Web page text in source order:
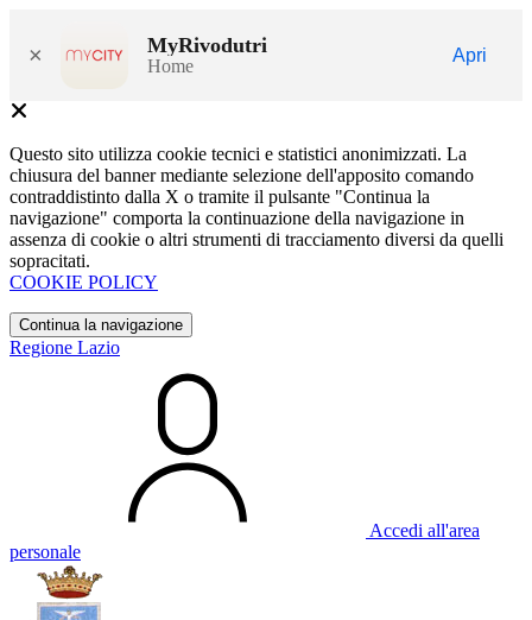
× MyRivodutri
Home
Apri
Questo sito utilizza cookie tecnici e statistici anonimizzati. La
chiusura del banner mediante selezione dell'apposito comando
contraddistinto dalla X o tramite il pulsante "Continua la
navigazione" comporta la continuazione della navigazione in
assenza di cookie o altri strumenti di tracciamento diversi da quelli
sopracitati.
COOKIE POLICY
Continua la navigazione
Regione Lazio
Accedi all'area
personale